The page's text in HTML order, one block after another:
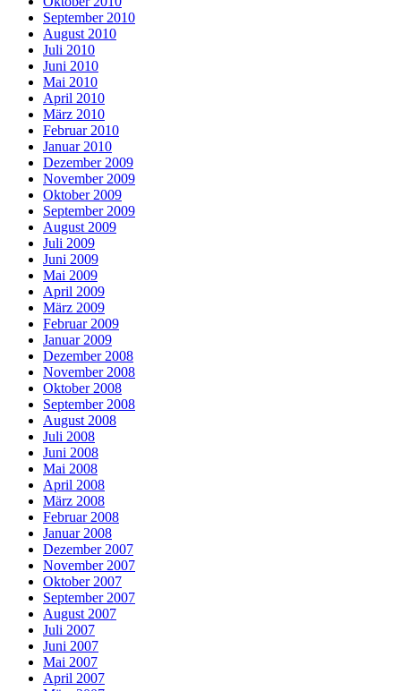
September 2010
August 2010
Juli 2010
Juni 2010
Mai 2010
April 2010
März 2010
Februar 2010
Januar 2010
Dezember 2009
November 2009
Oktober 2009
September 2009
August 2009
Juli 2009
Juni 2009
Mai 2009
April 2009
März 2009
Februar 2009
Januar 2009
Dezember 2008
November 2008
Oktober 2008
September 2008
August 2008
Juli 2008
Juni 2008
Mai 2008
April 2008
März 2008
Februar 2008
Januar 2008
Dezember 2007
November 2007
Oktober 2007
September 2007
August 2007
Juli 2007
Juni 2007
Mai 2007
April 2007